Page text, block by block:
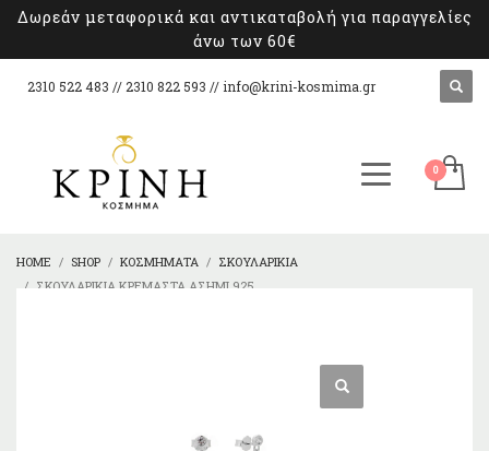
Δωρεάν μεταφορικά και αντικαταβολή για παραγγελίες
άνω των 60€
2310 522 483 // 2310 822 593 // info@krini-kosmima.gr
HOME SHOP ΚΟΣΜΉΜΑΤΑ
ΣΚΟΥΛΑΡΊΚΙΑ
ΣΚΟΥΛΑΡΊΚΙΑ ΚΡΕΜΑΣΤΆ ΑΣΉΜΙ 925